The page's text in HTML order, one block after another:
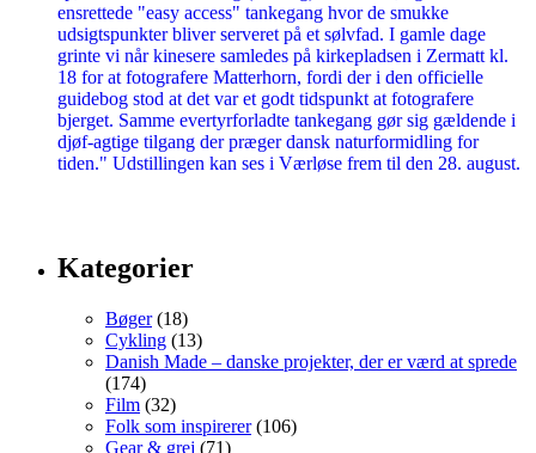
Kategorier
Bøger(18)
Cykling (13)
Danish Made – danske projekter, der er værd at sprede
(174)
Film (32)
Folk som inspirerer(106)
Gear & grej (71)